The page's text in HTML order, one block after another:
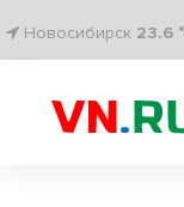
Новосибирск 23.6